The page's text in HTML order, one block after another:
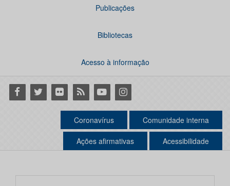
Publicações
Bibliotecas
Acesso à informação
Facebook
Twitter Flickr RSS YoutubeInstagram
Coronavírus Comunidade interna
Ações afirmativas Acessibilidade